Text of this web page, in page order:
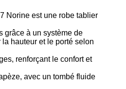
Norine est une robe tablier
grâce à un système de
la hauteur et le porté selon
renforçant le confort et
avec un tombé fluide